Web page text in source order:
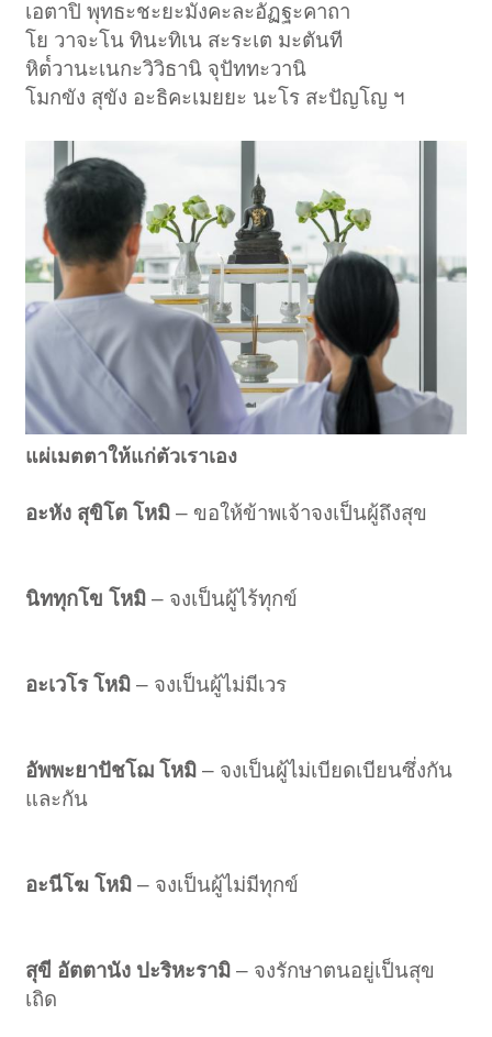
เอตาปิ พุทธะชะยะมังคะละอัฏฐะคาถา
โย วาจะโน ทินะทิเน สะระเต มะตันที
หิต๎วานะเนกะวิวิธานิ จุปัททะวานิ
โมกขัง สุขัง อะธิคะเมยยะ นะโร สะปัญโญ ฯ
แผ่เมตตาให้แก่ตัวเราเอง
อะหัง สุขิโต โหมิ – ขอให้ข้าพเจ้าจงเป็นผู้ถึงสุข
นิททุกโข โหมิ– จงเป็นผู้ไร้ทุกข์
อะเวโร โหมิ– จงเป็นผู้ไม่มีเวร
อัพพะยาปัชโฌ โหมิ – จงเป็นผู้ไม่เบียดเบียนซึ่งกัน
และกัน
อะนีโฆ โหมิ – จงเป็นผู้ไม่มีทุกข์
สุขี อัตตานัง ปะริหะรามิ – จงรักษาตนอยู่เป็นสุข
เถิด